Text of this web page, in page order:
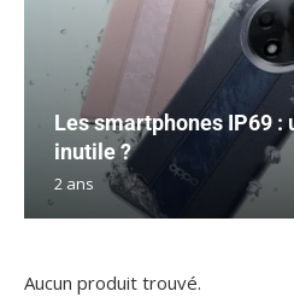
Les smartphones IP69 :
inutile ?
2 ans
Aucun produit trouvé.